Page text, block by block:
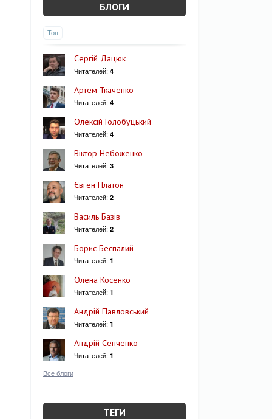
БЛОГИ
Топ
Сергій Дацюк
Читателей: 4
Артем Ткаченко
Читателей: 4
Олексій Голобуцький
Читателей: 4
Віктор Небоженко
Читателей: 3
Євген Платон
Читателей: 2
Василь Базів
Читателей: 2
Борис Беспалий
Читателей: 1
Олена Косенко
Читателей: 1
Андрій Павловський
Читателей: 1
Андрій Сенченко
Читателей: 1
Все блоги
ТЕГИ